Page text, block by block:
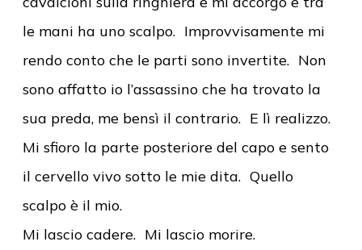
le mani ha uno scalpo. Improvvisamente mi
rendo conto che le parti sono invertite. Non
sono affatto io l’assassino che ha trovato la
sua preda, me bensì il contrario. E lì realizzo.
Mi sfioro la parte posteriore del capo e sento
il cervello vivo sotto le mie dita. Quello
scalpo è il mio.
Mi lascio cadere. Mi lascio morire.